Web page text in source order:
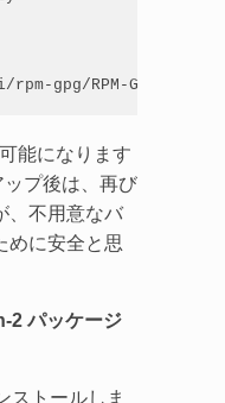
gpg/RPM-GPG-KEY-
能になります
ップ後は、再び
、不用意なバ
めに安全と思
2 パッケージ
ストールしま